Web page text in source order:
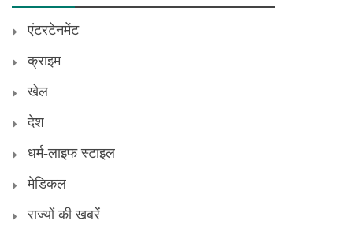
एंटरटेनमेंट
क्राइम
खेल
देश
धर्म-लाइफ स्टाइल
मेडिकल
राज्यों की खबरें